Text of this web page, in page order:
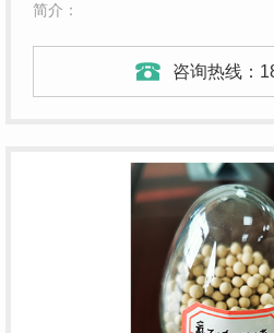
简介：
咨询热线：